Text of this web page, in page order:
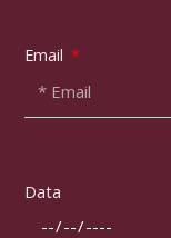
Email
Data